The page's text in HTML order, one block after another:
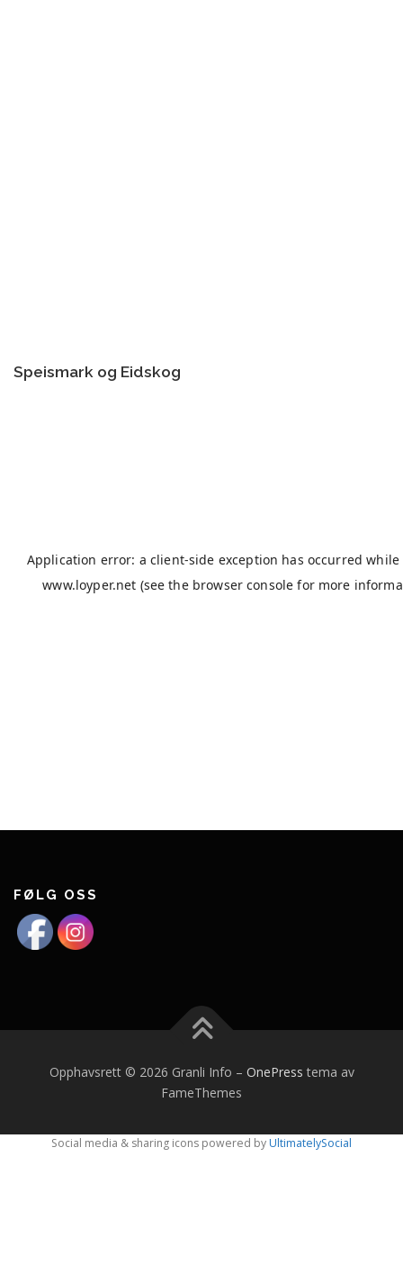
Speismark og Eidskog
FØLG OSS
Opphavsrett © 2026 Granli Info – OnePress tema av
FameThemes
Social media & sharing icons powered byUltimatelySocial